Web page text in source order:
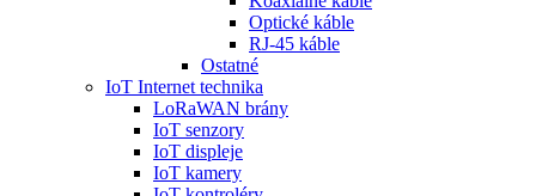
Optické káble
RJ-45 káble
Ostatné
IoT Internet technika
LoRaWAN brány
IoT senzory
IoT displeje
IoT kamery